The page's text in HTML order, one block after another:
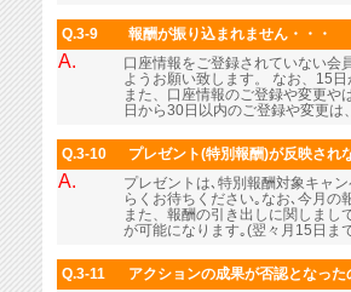
Q.3-9 報酬が振り込まれません・・・
A.
口座情報をご登録されていない会
ようお願い致します。 なお、15
また、口座情報のご登録や変更や
日から30日以内のご登録や変更
Q.3-10 プレゼント(特別報酬)が反映され
A.
プレゼントは､特別報酬対象キャ
らくお待ちください｡なお､今月
また、報酬の引き出しに関しまし
が可能になります｡(翌々月15日ま
Q.3-11 アクションの成果が否認となっ